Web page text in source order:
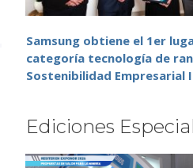
Samsung obtiene el 1er
categoría tecnología de
Sostenibilidad Empresarial
Ediciones